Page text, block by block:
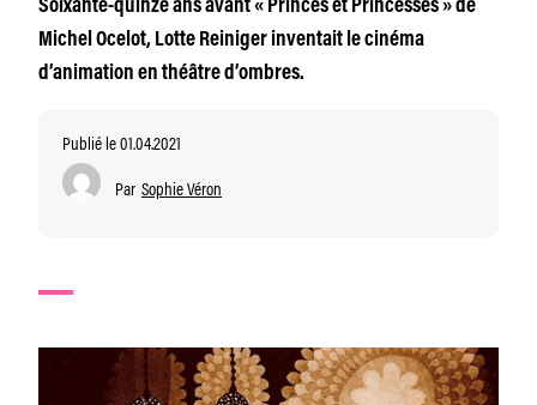
Soixante-quinze ans avant « Princes et Princesses » de
Michel Ocelot, Lotte Reiniger inventait le cinéma
d’animation en théâtre d’ombres.
Publié le 01.04.2021
Par Sophie Véron